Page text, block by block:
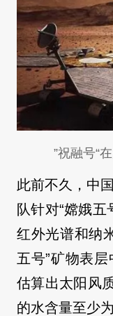
”祝融号“
此前不久，中
队针对“嫦娥
红外光谱和纳
五号”矿物表
估算出太阳风
的水含量至少